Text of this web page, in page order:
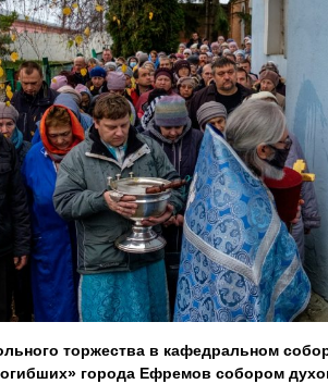
торжества в кафедральном
города Ефремов собором